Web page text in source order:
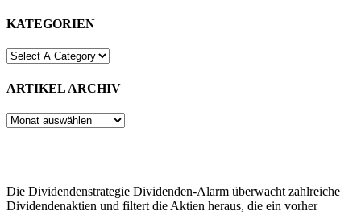
KATEGORIEN
ARTIKEL ARCHIV
ARTIKEL
Die Dividendenstrategie Dividenden-Alarm überwacht zahlreiche
Dividendenaktien und filtert die Aktien heraus, die ein vorher